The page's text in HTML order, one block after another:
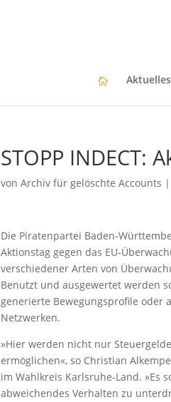
Aktuelles
STOPP INDECT:
vonArchiv für gelöschte Accounts |
Die Piratenpartei Baden-
Aktionstag gegen das EU-
verschiedener Arten von
Benutzt und ausgewertet werden
generierte Bewegungsprofile oder
Netzwerken.
»Hier werden nicht nur
ermöglichen«, so Christian
im Wahlkreis Karlsruhe-Land. »Es
abweichendes Verhalten zu